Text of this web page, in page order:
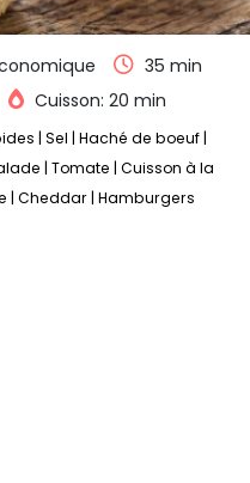
35 min
Cuisson: 20 min
Sel Haché de boeuf
Tomate Cuisson à la
Cheddar Hamburgers